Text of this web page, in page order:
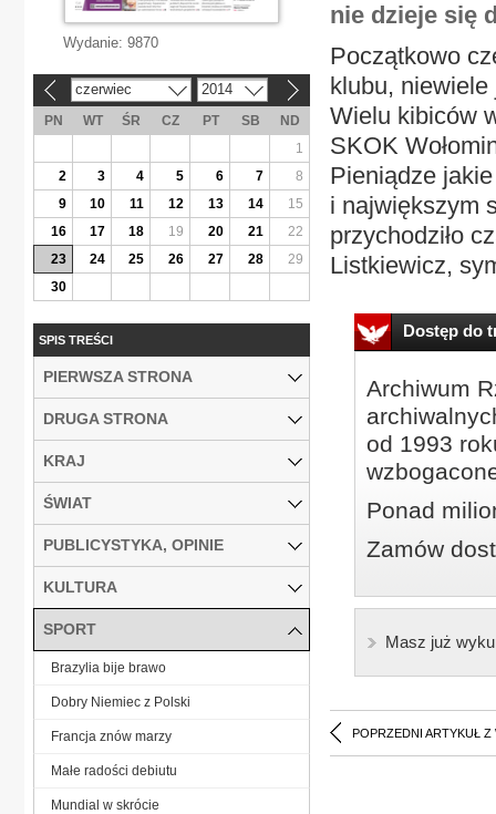
nie dzieje się
Początkowo
klubu, niewiele
Wielu kibiców
SKOK
Pieniądze
i największym
przychodziło
Listkiewicz,
Dostęp do
Archiwum
od 1993
Ponad
Zamów
Masz już
POPRZEDNI ARTYKUŁ Z
Wydanie: 9870
czerwiec 2014
PN WT ŚR CZ PT SB
ND
1
2
3 4 5 6 7
8
9
10 11 12 13 14
15
16
17 18 19 20 21
22
23
24 25 26 27 28
29
30
SPIS TREŚCI
PIERWSZA STRONA
DRUGA STRONA
KRAJ
ŚWIAT
PUBLICYSTYKA, OPINIE
KULTURA
SPORT
Brazylia bije brawo
Dobry Niemiec z Polski
Francja znów marzy
Małe radości debiutu
Mundial w skrócie